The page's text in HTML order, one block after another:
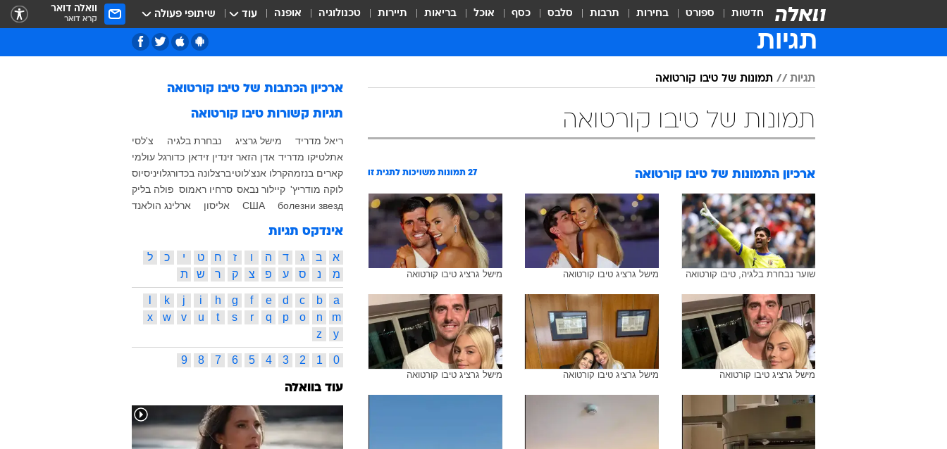
חדשות ספורט בחירות תרבות סלבס כסף אוכל בריאות תיירות טכנולוגיה אופנה עוד שיתופי פעולה וואלה דואר
קרא דואר
תגיות
תגיות תמונות של טיבו קורטואה
תמונות של טיבו קורטואה
ארכיון התמונות של טיבו קורטואה 27 תמונות משויכות לתגית זו
שוער נבחרת בלגיה, טיבו קורטואה מישל גרציג טיבו קורטואה מישל גרציג טיבו קורטואה
מישל גרציג טיבו קורטואה מישל גרציג טיבו קורטואה מישל גרציג טיבו קורטואה
ארכיון הכתבות של טיבו קורטואה
תגיות קשורות טיבו קורטואה
ריאל מדריד מישל גרציג נבחרת בלגיה
צ'לסי
אתלטיקו מדריד אדן הזאר זינדין זידאן כדורגל עולמי
קארים בנזמהקרלו אנצ'לוטיברצלונה בכדורגלויניסיוס
לוקה מודריץ' קיילור נבאס סרחיו ראמוס פולה בליק
болезни звезд
США אליסון ארלינג הולאנד
אינדקס תגיות
א ב ג ד ה ו ז ח ט י כ
ל
מ
נ ס ע פ צ ק ר ש ת
a
b
c
d
e
f
g
h
i
j
k
m
n
o
p
q
r
s
t
u
v
w
x
y
z
0
1
2
3
4
5
6
7
8
9
עוד בוואלה